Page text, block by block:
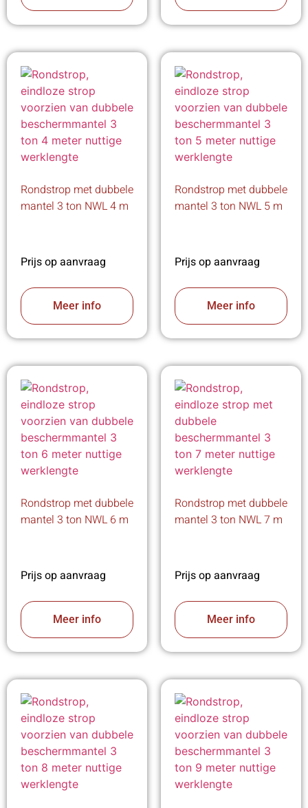
Rondstrop met dubbele
mantel 3 ton NWL 4 m
Prijs op aanvraag
Meer info
Rondstrop met dubbele
mantel 3 ton NWL 5 m
Prijs op aanvraag
Meer info
Rondstrop met dubbele
mantel 3 ton NWL 6 m
Prijs op aanvraag
Meer info
Rondstrop met dubbele
mantel 3 ton NWL 7 m
Prijs op aanvraag
Meer info